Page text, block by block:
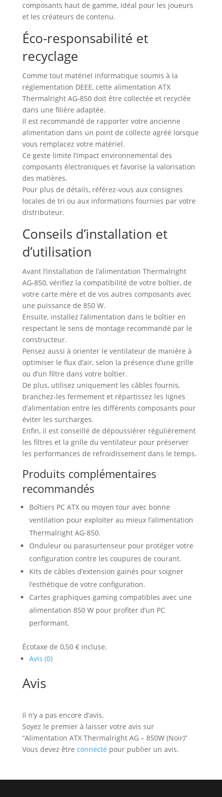
composants haut de gamme, idéal pour les joueurs
et les créateurs de contenu.
Éco-responsabilité et
recyclage
Comme tout matériel informatique soumis à la
réglementation DEEE, cette alimentation ATX
Thermalright AG-850 doit être collectée et recyclée
dans une filière adaptée.
Il est recommandé de rapporter votre ancienne
alimentation dans un point de collecte agréé lorsque
vous remplacez votre matériel.
Ce geste limite l’impact environnemental des
composants électroniques et favorise la valorisation
des matières.
Pour plus de détails, référez-vous aux consignes
locales de tri ou aux informations fournies par votre
distributeur.
Conseils d’installation et
d’utilisation
Avant l’installation de l’alimentation Thermalright
AG-850, vérifiez la compatibilité de votre boîtier, de
votre carte mère et de vos autres composants avec
une puissance de 850 W.
Ensuite, installez l’alimentation dans le boîtier en
respectant le sens de montage recommandé par le
constructeur.
Pensez aussi à orienter le ventilateur de manière à
optimiser le flux d’air, selon la présence d’une grille
ou d’un filtre dans votre boîtier.
De plus, utilisez uniquement les câbles fournis,
branchez-les fermement et répartissez les lignes
d’alimentation entre les différents composants pour
éviter les surcharges.
Enfin, il est conseillé de dépoussiérer régulièrement
les filtres et la grille du ventilateur pour préserver
les performances de refroidissement dans le temps.
Produits complémentaires
recommandés
Boîtiers PC ATX ou moyen tour avec bonne
ventilation pour exploiter au mieux l’alimentation
Thermalright AG-850.
Onduleur ou parasurtenseur pour protéger votre
configuration contre les coupures de courant.
Kits de câbles d’extension gainés pour soigner
l’esthétique de votre configuration.
Cartes graphiques gaming compatibles avec une
alimentation 850 W pour profiter d’un PC
performant.
Écotaxe de 0,50 € incluse.
Avis (0)
Avis
Il n’y a pas encore d’avis.
Soyez le premier à laisser votre avis sur
“Alimentation ATX Thermalright AG – 850W (Noir)”
Vous devez être connecté pour publier un avis.